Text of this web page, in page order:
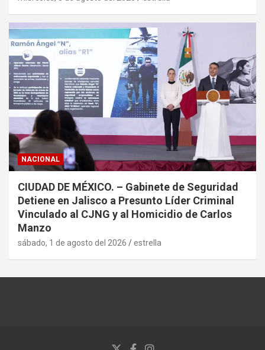
NACIONAL
CIUDAD DE MÉXICO. – Gabinete de Seguridad
Detiene en Jalisco a Presunto Líder Criminal
Vinculado al CJNG y al Homicidio de Carlos
Manzo
sábado, 1 de agosto del 2026 estrella